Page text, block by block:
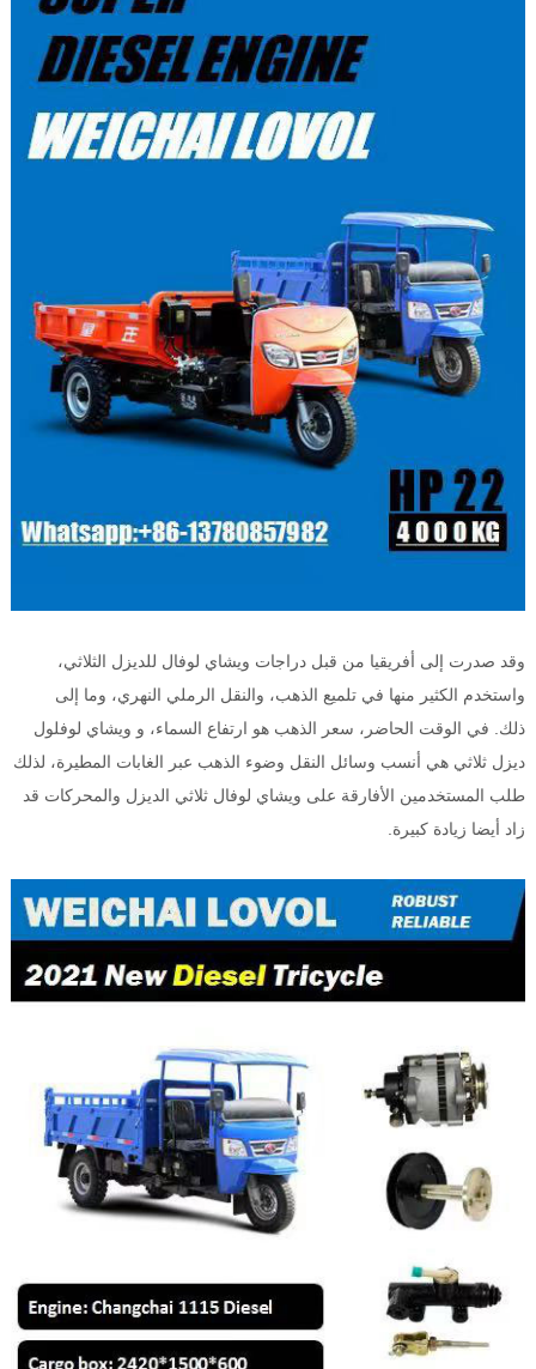
وقد صدرت إلى أفريقيا من قبل دراجات ويشاي لوفال للديزل الثلاثي،
واستخدم الكثير منها في تلميع الذهب، والنقل الرملي النهري، وما إلى
ذلك. في الوقت الحاضر، سعر الذهب هو ارتفاع السماء، و ويشاي لوفلول
ديزل ثلاثي هي أنسب وسائل النقل وضوء الذهب عبر الغابات المطيرة، لذلك
طلب المستخدمين الأفارقة على ويشاي لوفال ثلاثي الديزل والمحركات قد
زاد أيضا زيادة كبيرة.